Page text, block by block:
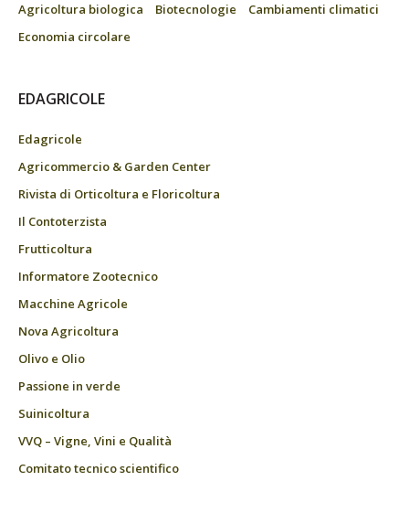
Agricoltura biologica
Biotecnologie
Cambiamenti climatici
Economia circolare
EDAGRICOLE
Edagricole
Agricommercio & Garden Center
Rivista di Orticoltura e Floricoltura
Il Contoterzista
Frutticoltura
Informatore Zootecnico
Macchine Agricole
Nova Agricoltura
Olivo e Olio
Passione in verde
Suinicoltura
VVQ – Vigne, Vini e Qualità
Comitato tecnico scientifico